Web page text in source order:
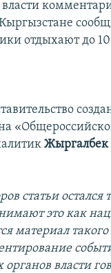
отдыхают до
Жыргалбек
статьи
это как
материал
власти